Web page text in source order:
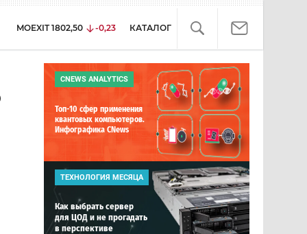
MOEXIT 1802,50 -0,23 КАТАЛОГ
CNEWS ANALYTICS
Топ-10 сфер применения
квантовых компьютеров.
Инфографика CNews
ТЕХНОЛОГИЯ МЕСЯЦА
Как выбрать сервер
для ЦОД и не прогадать
в перспективе